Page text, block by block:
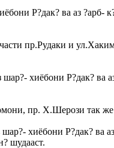
Р?дак? ва аз ?арб-
пр.Рудаки и
хиёбони Р?дак? ва
пр. Х.Шерози так
хиёбони Р?дак? ва
шудааст.